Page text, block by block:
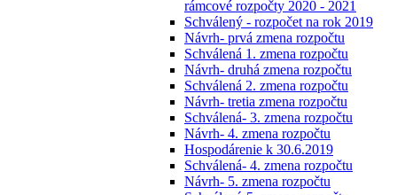
rámcové rozpočty 2020 - 2021
Schválený - rozpočet na rok 2019
Návrh- prvá zmena rozpočtu
Schválená 1. zmena rozpočtu
Návrh- druhá zmena rozpočtu
Schválená 2. zmena rozpočtu
Návrh- tretia zmena rozpočtu
Schválená- 3. zmena rozpočtu
Návrh- 4. zmena rozpočtu
Hospodárenie k 30.6.2019
Schválená- 4. zmena rozpočtu
Návrh- 5. zmena rozpočtu